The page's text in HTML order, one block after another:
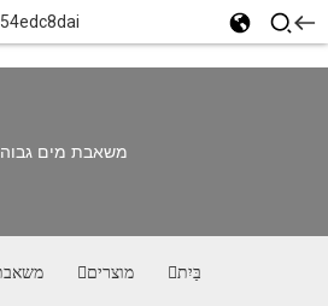
משאבת מים
בַּיִת מוצרים